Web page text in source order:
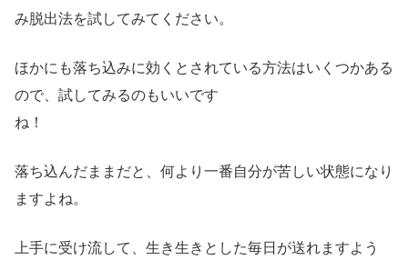
み脱出法を試してみてください。
ほかにも落ち込みに効くとされている方法はいくつかある
ので、試してみるのもいいです
ね！
落ち込んだままだと、何より一番自分が苦しい状態になり
ますよね。
上手に受け流して、生き生きとした毎日が送れますよう